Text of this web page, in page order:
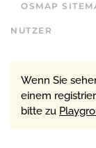
OSMAP
NUTZER
Wenn Sie
einem
bitte zu